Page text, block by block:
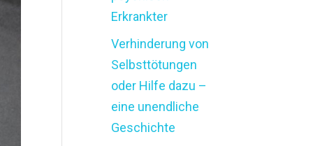
Erkrankter
Verhinderung von
Selbsttötungen
oder Hilfe dazu –
eine unendliche
Geschichte